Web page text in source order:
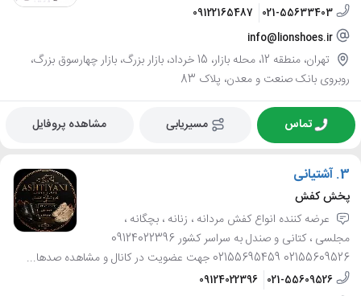
021-55633403
09122165487
info@lionshoes.ir
تهران، منطقه 12، محله بازار، 15 خرداد، بازار بزرگ، بازار چهارسوق بزرگ،
روبروی بانک صنعت و معدن، پلاک 83
تماس مسیریابی مشاهده پروفایل
3. آشتیانی
پخش کفش
عرضه کننده انواع کفش مردانه ، زنانه ، بچگانه ،
مجلسی ، کتانی و صندل به سراسر کشور 09124022396
02155609526 02155695459 جهت عضویت در کانال و مشاهده صدها...
021-55609526
09124022396